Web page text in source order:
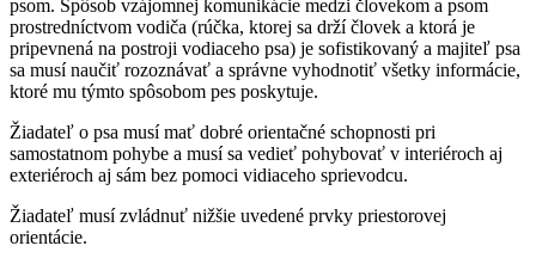
psom. Spôsob vzájomnej komunikácie medzi človekom a psom
prostredníctvom vodiča (rúčka, ktorej sa drží človek a ktorá je
pripevnená na postroji vodiaceho psa) je sofistikovaný a majiteľ psa
sa musí naučiť rozoznávať a správne vyhodnotiť všetky informácie,
ktoré mu týmto spôsobom pes poskytuje.
Žiadateľ o psa musí mať dobré orientačné schopnosti pri
samostatnom pohybe a musí sa vedieť pohybovať v interiéroch aj
exteriéroch aj sám bez pomoci vidiaceho sprievodcu.
Žiadateľ musí zvládnuť nižšie uvedené prvky priestorovej
orientácie.